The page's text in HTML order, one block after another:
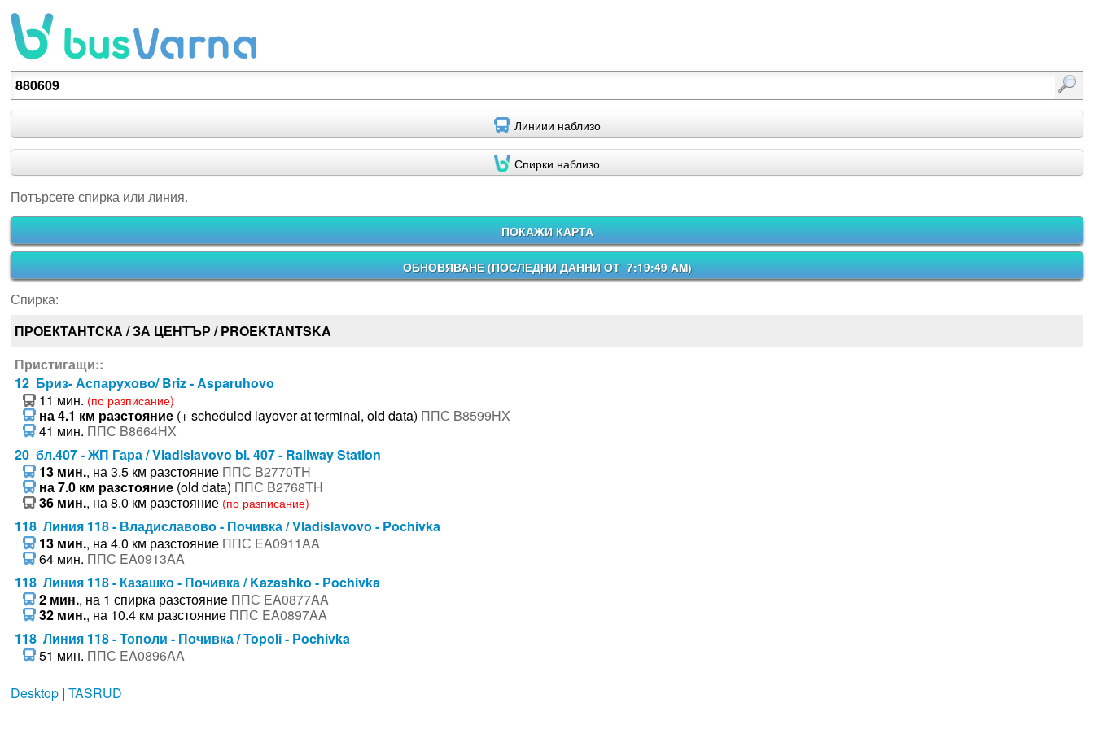
Потърсете спирка или линия.
Линиии наблизо
Спирки наблизо
Потърсете спирка или линия.
ПОКАЖИ КАРТА
ОБНОВЯВАНЕ (ПОСЛЕДНИ ДАННИ ОТ 7:19:49 AM)
Спирка:
ПРОЕКТАНТСКА / ЗА ЦЕНТЪР / PROEKTANTSKA
Пристигащи::
12 Бриз- Аспарухово/ Briz - Asparuhovo
11 мин. (по разписание)
на 4.1 км разстояние(+ scheduled layover at terminal, old data) ППС B8599HX
41 мин. ППС B8664HX
20 бл.407 - ЖП Гара / Vladislavovo bl. 407 - Railway Station
13 мин., на 3.5 км разстояние ППС B2770TH
на 7.0 км разстояние(old data) ППС B2768TH
36 мин., на 8.0 км разстояние (по разписание)
118 Линия 118 - Владиславово - Почивка / Vladislavovo - Pochivka
13 мин., на 4.0 км разстояние ППС EA0911AA
64 мин. ППС EA0913AA
118 Линия 118 - Казашко - Почивка / Kazashko - Pochivka
2 мин., на 1 спирка разстояние ППС EA0877AA
32 мин., на 10.4 км разстояние ППС EA0897AA
118 Линия 118 - Тополи - Почивка / Topoli - Pochivka
51 мин. ППС EA0896AA
Desktop| TASRUD